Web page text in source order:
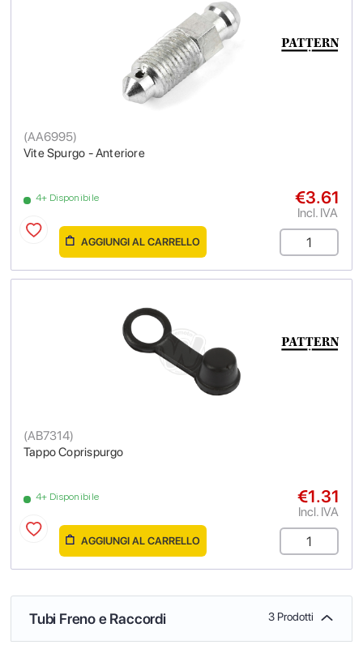
Vite Spurgo - Anteriore
(AA6995)
4+ Disponibile €3.61
Incl. IVA
AGGIUNGI AL CARRELLO
Tappo Coprispurgo
(AB7314)
4+ Disponibile €1.31
Incl. IVA
AGGIUNGI AL CARRELLO
Tubi Freno e Raccordi 3 Prodotti